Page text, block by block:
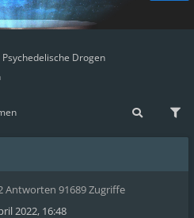
Psychedelische Drogen
Antworten 91689 Zugriffe
2022, 16:48